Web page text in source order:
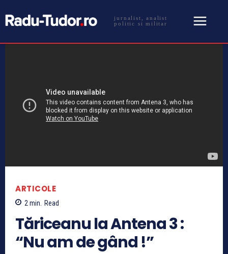
jurnalist, analist
politic si militar
ARTICOLE
2min. Read
Tăriceanu la Antena 3 :
“Nu am de gând !”